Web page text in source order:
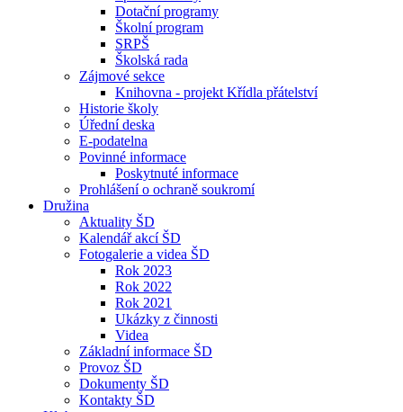
Dotační programy
Školní program
SRPŠ
Školská rada
Zájmové sekce
Knihovna - projekt Křídla přátelství
Historie školy
Úřední deska
E-podatelna
Povinné informace
Poskytnuté informace
Prohlášení o ochraně soukromí
Družina
Aktuality ŠD
Kalendář akcí ŠD
Fotogalerie a videa ŠD
Rok 2023
Rok 2022
Rok 2021
Ukázky z činnosti
Videa
Základní informace ŠD
Provoz ŠD
Dokumenty ŠD
Kontakty ŠD